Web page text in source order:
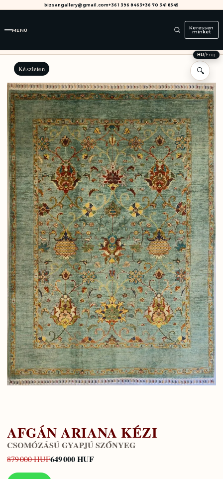
bizsangallery@gmail.com+36 1 396 8463+36 70 341 8545
MENÜ Keressen
minket
HU/Eng
Készleten 🔍
AFGÁN ARIANA KÉZI
CSOMÓZÁSÚ GYAPJÚ SZŐNYEG
879 000 HUF649 000 HUF